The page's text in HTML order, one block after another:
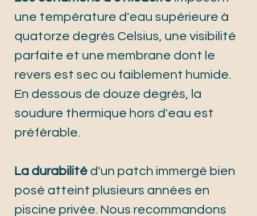
une température d'eau supérieure à
quatorze degrés Celsius, une visibilité
parfaite et une membrane dont le
revers est sec ou faiblement humide.
En dessous de douze degrés, la
soudure thermique hors d'eau est
préférable.
La durabilité d'un patch immergé bien
posé atteint plusieurs années en
piscine privée. Nous recommandons